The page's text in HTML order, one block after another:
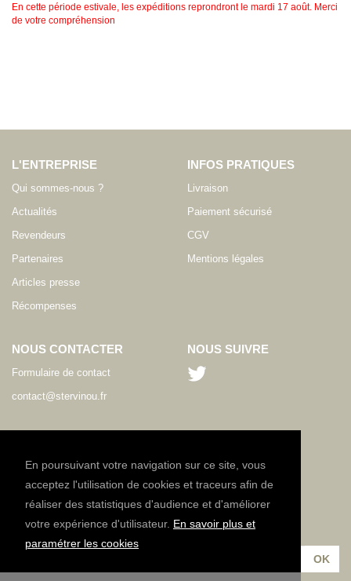
En poursuivant votre navigation sur ce site, vous
acceptez l'utilisation de cookies et traceurs afin de
réaliser des statistiques d'audience et d'améliorer
votre expérience d'utilisateur. En savoir plus et
paramétrer les cookies
En cette période estivale, les expéditions reprondront le mardi 17 août. Merci
de votre compréhension
L'ENTREPRISE
Qui sommes-nous ?
Actualités
Revendeurs
Partenaires
Articles presse
Récompenses
INFOS PRATIQUES
Livraison
Paiement sécurisé
CGV
Mentions légales
NOUS CONTACTER
Formulaire de contact
contact@stervinou.fr
FR
NOUS SUIVRE
NEWSLETTER
Inscrivez-vous à notre lettre d'information :